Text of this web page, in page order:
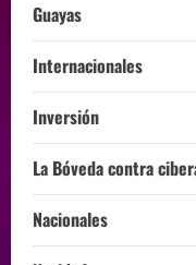
Guayas
Internacionales
Inversión
La Bóveda contra
Nacionales